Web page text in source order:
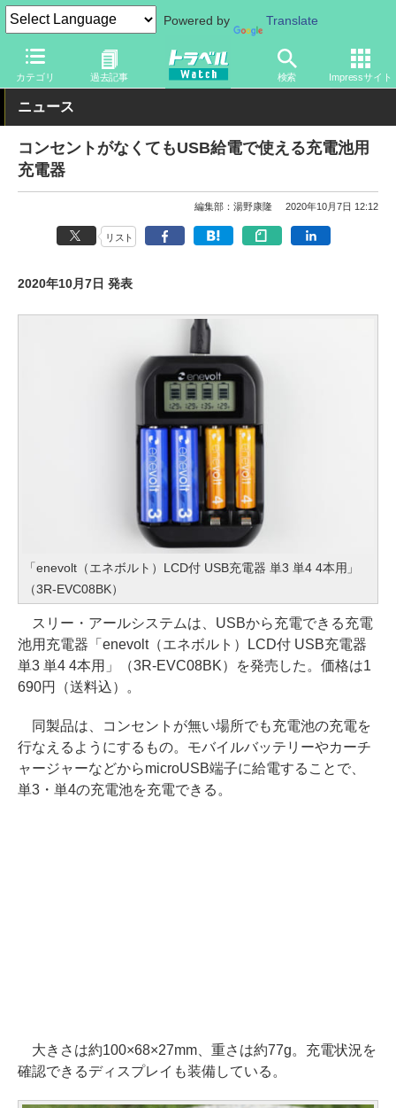
Powered by Translate
カテゴリ 過去記事 検索 Impressサイト
トラベル Watch 旅のアイテム ガジェット その他
ニュース
コンセントがなくてもUSB給電で使える充電池用
充電器
編集部：湯野康隆 2020年10月7日 12:12
リスト
2020年10月7日 発表
「enevolt（エネボルト）LCD付 USB充電器 単3 単4 4本用」
（3R-EVC08BK）
スリー・アールシステムは、USBから充電できる充電
池用充電器「enevolt（エネボルト）LCD付 USB充電器
単3 単4 4本用」（3R-EVC08BK）を発売した。価格は1
690円（送料込）。
同製品は、コンセントが無い場所でも充電池の充電を
行なえるようにするもの。モバイルバッテリーやカーチ
ャージャーなどからmicroUSB端子に給電することで、
単3・単4の充電池を充電できる。
大きさは約100×68×27mm、重さは約77g。充電状況を
確認できるディスプレイも装備している。